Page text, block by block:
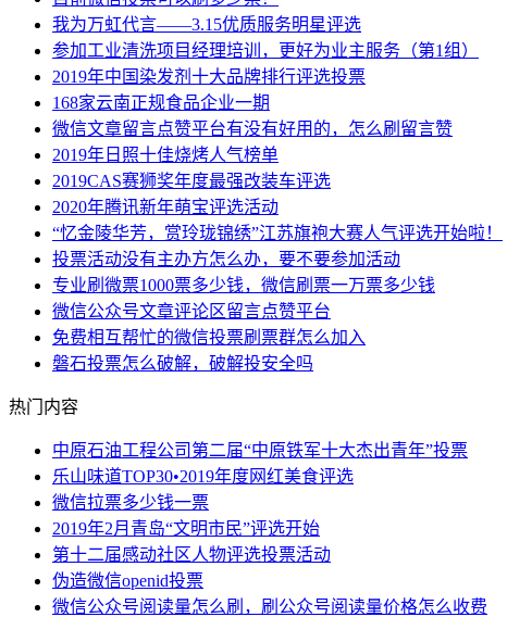
我为万虹代言——3.15优质服务明星评选
参加工业清洗项目经理培训，更好为业主服务（第1组）
2019年中国染发剂十大品牌排行评选投票
168家云南正规食品企业一期
微信文章留言点赞平台有没有好用的，怎么刷留言赞
2019年日照十佳烧烤人气榜单
2019CAS赛狮奖年度最强改装车评选
2020年腾讯新年萌宝评选活动
“忆金陵华芳，赏玲珑锦绣”江苏旗袍大赛人气评选开始啦！
投票活动没有主办方怎么办，要不要参加活动
专业刷微票1000票多少钱，微信刷票一万票多少钱
微信公众号文章评论区留言点赞平台
免费相互帮忙的微信投票刷票群怎么加入
磐石投票怎么破解，破解投安全吗
热门内容
中原石油工程公司第二届“中原铁军十大杰出青年”投票
乐山味道TOP30•2019年度网红美食评选
微信拉票多少钱一票
2019年2月青岛“文明市民”评选开始
第十二届感动社区人物评选投票活动
伪造微信openid投票
微信公众号阅读量怎么刷，刷公众号阅读量价格怎么收费